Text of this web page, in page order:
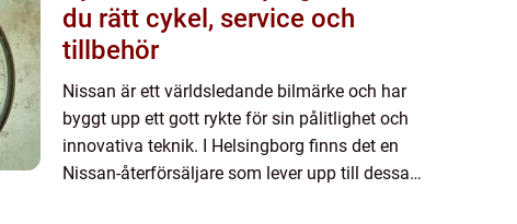
du rätt cykel, service och
tillbehör
Nissan är ett världsledande bilmärke och har
byggt upp ett gott rykte för sin pålitlighet och
innovativa teknik. I Helsingborg finns det en
Nissan-återförsäljare som lever upp till dessa